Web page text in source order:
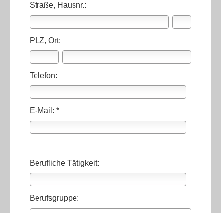
Straße, Hausnr.:
PLZ, Ort:
Telefon:
E-Mail: *
Berufliche Tätigkeit:
Berufsgruppe: